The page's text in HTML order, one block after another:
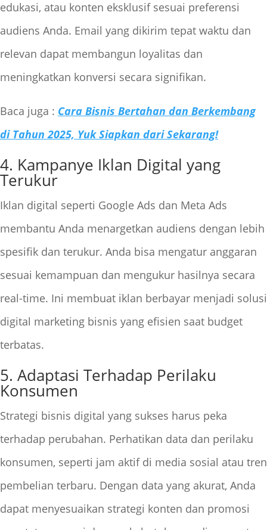
edukasi, atau konten eksklusif sesuai preferensi
audiens Anda. Email yang dikirim tepat waktu dan
relevan dapat membangun loyalitas dan
meningkatkan konversi secara signifikan.
Baca juga : Cara Bisnis Bertahan dan Berkembang
di Tahun 2025, Yuk Siapkan dari Sekarang!
4. Kampanye Iklan Digital yang
Terukur
Iklan digital seperti Google Ads dan Meta Ads
membantu Anda menargetkan audiens dengan lebih
spesifik dan terukur. Anda bisa mengatur anggaran
sesuai kemampuan dan mengukur hasilnya secara
real-time. Ini membuat iklan berbayar menjadi solusi
digital marketing bisnis yang efisien saat budget
terbatas.
5. Adaptasi Terhadap Perilaku
Konsumen
Strategi bisnis digital yang sukses harus peka
terhadap perubahan. Perhatikan data dan perilaku
konsumen, seperti jam aktif di media sosial atau tren
pembelian terbaru. Dengan data yang akurat, Anda
dapat menyesuaikan strategi konten dan promosi